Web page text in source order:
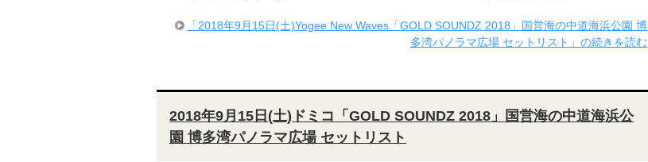
「2018年9月15日(土)Yogee New Waves「GOLD SOUNDZ 2018」国営海の中道海浜公園 博
多湾パノラマ広場 セットリスト」の続きを読む
2018年9月15日(土)ドミコ「GOLD SOUNDZ 2018」国営海の中道海浜公
園 博多湾パノラマ広場 セットリスト